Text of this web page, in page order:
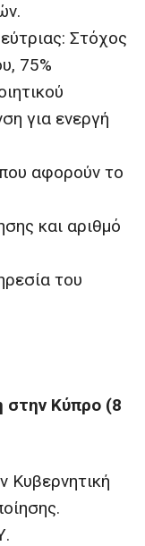
Στόχος
75%
για ενεργή
αφορούν το
και αριθμό
του
στην Κύπρο (8
Κυβερνητική